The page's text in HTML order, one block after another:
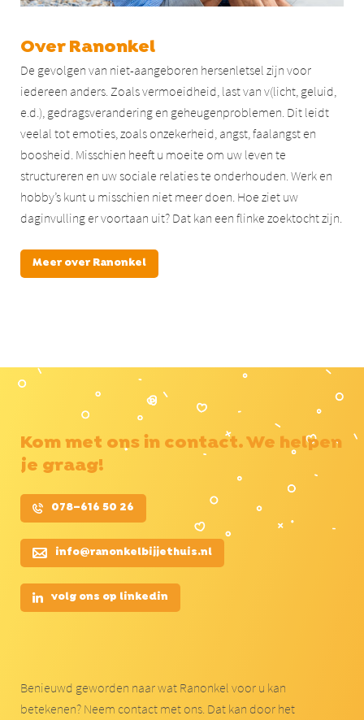
Over Ranonkel
De gevolgen van niet-aangeboren hersenletsel zijn voor
iedereen anders. Zoals vermoeidheid, last van v(licht, geluid,
e.d.), gedragsverandering en geheugenproblemen. Dit leidt
veelal tot emoties, zoals onzekerheid, angst, faalangst en
boosheid. Misschien heeft u moeite om uw leven te
structureren en uw sociale relaties te onderhouden. Werk en
hobby’s kunt u misschien niet meer doen. Hoe ziet uw
daginvulling er voortaan uit? Dat kan een flinke zoektocht zijn.
Meer over Ranonkel
Kom met ons in contact. We helpen
je graag!
078–616 50 26
info@ranonkelbijjethuis.nl
volg ons op linkedin
Benieuwd geworden naar wat Ranonkel voor u kan
betekenen? Neem contact met ons. Dat kan door het